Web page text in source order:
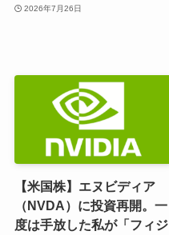
2026年7月26日
【米国株】エヌビディア
（NVDA）に投資再開。一
度は手放した私が「フィジ